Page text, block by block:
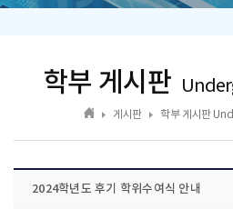
학부 게시판
게시판 학부 게시판
2024학년도 후기 학위수여식 안내